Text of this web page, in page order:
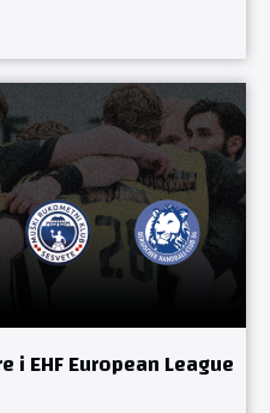
EHF European League